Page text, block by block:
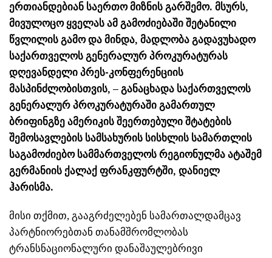
ერთიანდებიან საერთო მიზნის გარშემო. მსურს,
მივულოცო ყველას ამ გამოძიებაში შეტანილი
წვლილის გამო და მინდა, მადლობა გადავუხადო
საქართველოს გენერალურ პროკურატურას
დღევანდელი პრეს-კონფერენციის
მასპინძლობისთვის, – განაცხადა საქართველოს
გენერალურ პროკურატურაში გამართულ
ბრიფინგზე ამერიკის შეერთებული შტატების
შემოსავლების სამსახურის სისხლის სამართლის
საგამოძიებო სამმართველოს რეგიონულმა ატაშემ
გერმანიის ქალაქ ფრანკფურტში, დანიელ
ჰარისმა.
მისი თქმით, გააგრძელებენ სამართალდამცავ
პარტნიორებთან თანამშრომლობას
ტრანსნაციონალური დანაშაულებრივი